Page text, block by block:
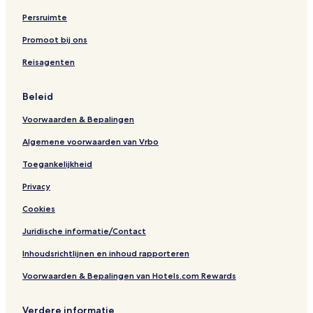
l
e
c
i
b
y
M
a
r
o
t
Persruimte
Promoot bij ons
Reisagenten
Beleid
Voorwaarden & Bepalingen
Algemene voorwaarden van Vrbo
Toegankelijkheid
Privacy
Cookies
Juridische informatie/Contact
Inhoudsrichtlijnen en inhoud rapporteren
Voorwaarden & Bepalingen van Hotels.com Rewards
Verdere informatie